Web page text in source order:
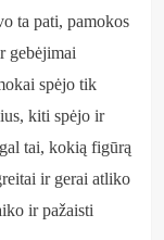
ta pati, pamokos
gebėjimai
spėjo tik
kiti spėjo ir
tai, kokią figūrą
ir gerai atliko
ir pažaisti